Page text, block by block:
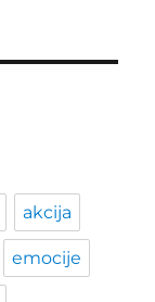
akcija
emocije